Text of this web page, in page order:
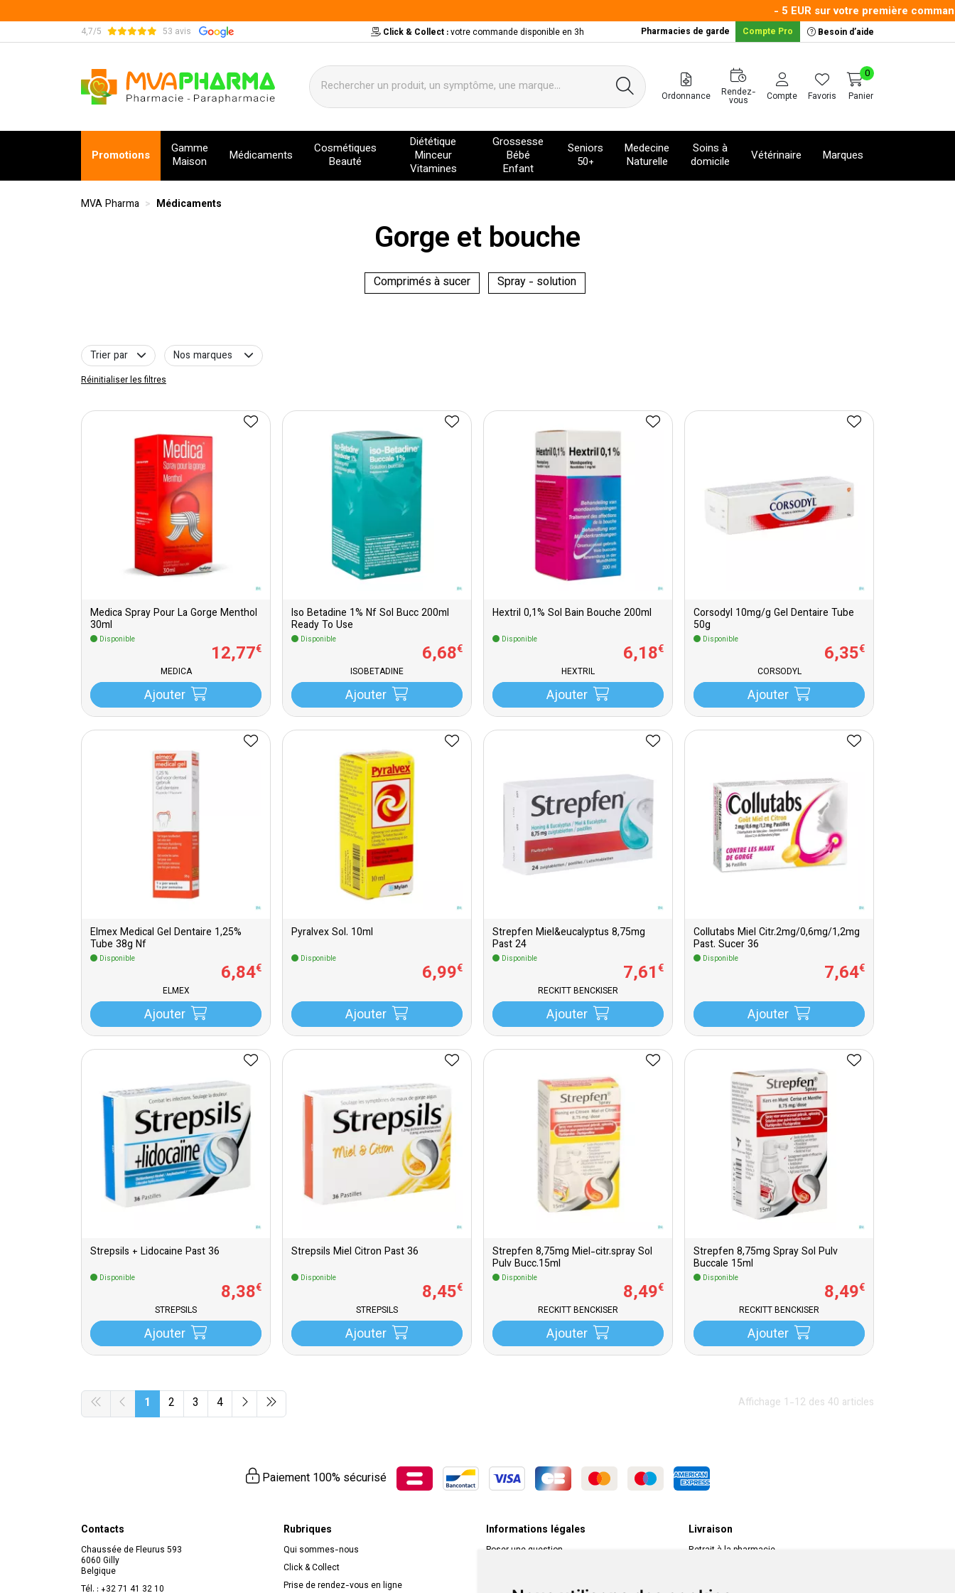
- 5 EUR sur votre première
4,7/5 53 avis Click & Collect :votre commande disponible en 3h Pharmacies de garde Compte Pro Besoin d’aide
MVA Pharma Votre pharmacie en ligne à votre service Ordonnance Rendez-
vous Compte Favoris Panier
0
Promotions
Gamme
Maison
Médicaments
Cosmétiques
Beauté
Diététique
Minceur
Vitamines
Grossesse
Bébé
Enfant
Seniors
50+
Medecine
Naturelle
Soins à
domicile
Vétérinaire Marques
MVA Pharma Médicaments
Gorge et bouche
Comprimés à sucer Spray - solution
Trier par Nos marques
Réinitialiser les filtres
Medica Spray Pour La Gorge Menthol
30ml
Disponible
12,77€
MEDICA
Ajouter
Iso Betadine 1% Nf Sol Bucc 200ml
Ready To Use
Disponible
6,68€
ISOBETADINE
Ajouter
Hextril 0,1% Sol Bain Bouche 200ml
Disponible
6,18€
HEXTRIL
Ajouter
Corsodyl 10mg/g Gel Dentaire Tube
50g
Disponible
6,35€
CORSODYL
Ajouter
Elmex Medical Gel Dentaire 1,25%
Tube 38g Nf
Disponible
6,84€
ELMEX
Ajouter
Pyralvex Sol. 10ml
Disponible
6,99€
Ajouter
Strepfen Miel&eucalyptus 8,75mg
Past 24
Disponible
7,61€
RECKITT BENCKISER
Ajouter
Collutabs Miel Citr.2mg/0,6mg/1,2mg
Past. Sucer 36
Disponible
7,64€
Ajouter
Strepsils + Lidocaine Past 36
Disponible
8,38€
STREPSILS
Ajouter
Strepsils Miel Citron Past 36
Disponible
8,45€
STREPSILS
Ajouter
Strepfen 8,75mg Miel-citr.spray Sol
Pulv Bucc.15ml
Disponible
8,49€
RECKITT BENCKISER
Ajouter
Strepfen 8,75mg Spray Sol Pulv
Buccale 15ml
Disponible
8,49€
RECKITT BENCKISER
Ajouter
Affichage 1-12 des 40 articles
1 2 3 4
Paiement 100% sécurisé
Contacts
Chaussée de Fleurus 593
6060 Gilly
Belgique
Tél. : +32 71 41 32 10
Rubriques
Qui sommes-nous
Click & Collect
Prise de rendez-vous en ligne
Informations légales
Poser une question
Livraison
Retrait à la pharmacie
Livraison dans un Point Relais